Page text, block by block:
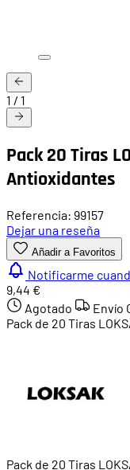
1 / 1
Pack 20 Tiras
Antioxidantes
Referencia: 99157
Dejar una reseña
Añadir a Favoritos
Notificarme
9,44 €
Agotado
Envío
Pack de 20 Tiras
Pack de 20 Tiras